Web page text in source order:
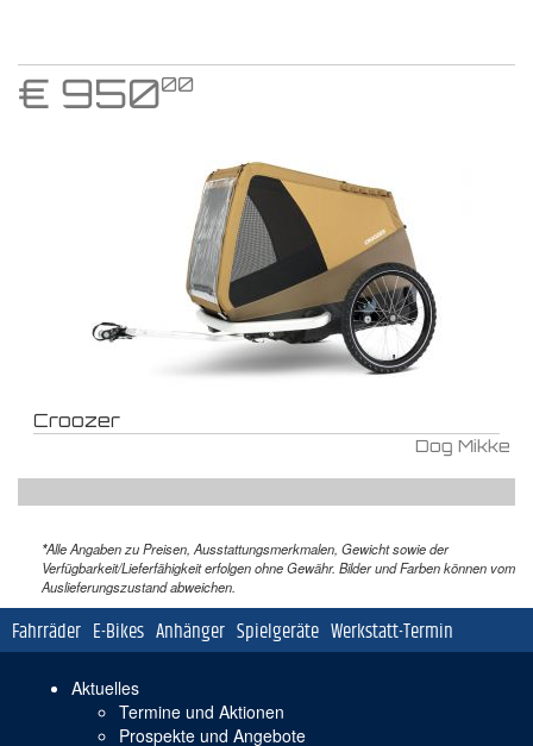
€ 95000
Croozer
Dog Mikke
*Alle Angaben zu Preisen, Ausstattungsmerkmalen, Gewicht sowie der
Verfügbarkeit/Lieferfähigkeit erfolgen ohne Gewähr. Bilder und Farben können vom
Auslieferungszustand abweichen.
Navigation
überspringen
Fahrräder E-Bikes Anhänger Spielgeräte Werkstatt-Termin
Navigation
überspringen
Aktuelles
Termine und Aktionen
Prospekte und Angebote